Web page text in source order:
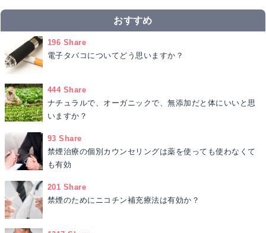
おすすめ
196 Share
電子タバコについてどう思いますか？
444 Share
ナチュラルで、オーガニックで、無添加だと体にいいと思
いますか？
93 Share
禁煙治療の個別カウンセリングは薬を使っても使わなくて
も有効
201 Share
禁煙のためにニコチン補充療法は有効か？